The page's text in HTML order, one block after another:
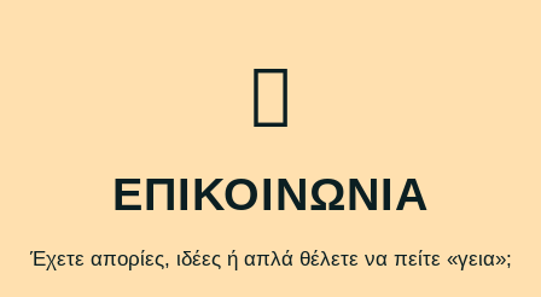
ΕΠΙΚΟΙΝΩΝΙΑ
Έχετε απορίες, ιδέες ή απλά θέλετε να πείτε «γεια»;